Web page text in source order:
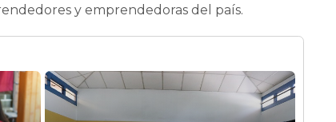
y emprendedoras del país.